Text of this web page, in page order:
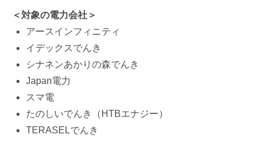
＜対象の電力会社＞
アースインフィニティ
イデックスでんき
シナネンあかりの森でんき
Japan電力
スマ電
たのしいでんき（HTBエナジー）
TERASELでんき